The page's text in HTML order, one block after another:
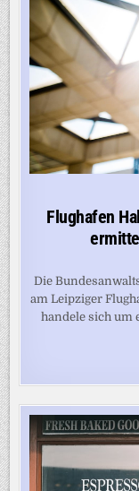
Flughafen
Die
am Leipziger
handele sich um